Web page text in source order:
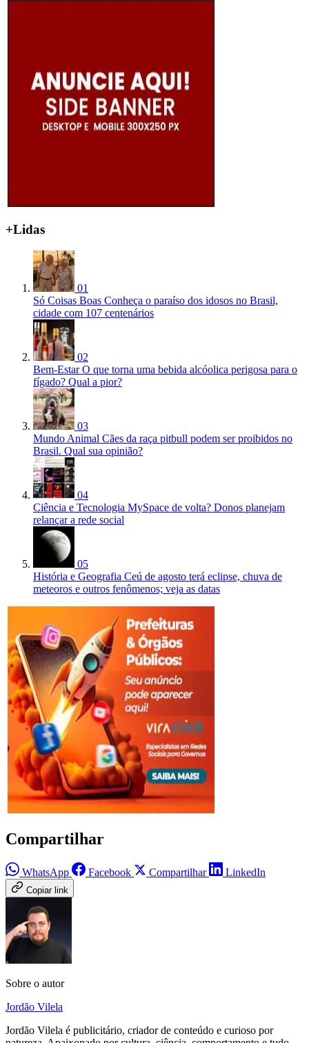
+Lidas
01
Só Coisas Boas Conheça o paraíso dos idosos no Brasil,
cidade com 107 centenários
02
Bem-Estar O que torna uma bebida alcóolica perigosa para o
fígado? Qual a pior?
03
Mundo Animal Cães da raça pitbull podem ser proibidos no
Brasil. Qual sua opinião?
04
Ciência e Tecnologia MySpace de volta? Donos planejam
relançar a rede social
05
História e Geografia Ceú de agosto terá eclipse, chuva de
meteoros e outros fenômenos; veja as datas
Compartilhar
WhatsApp Facebook Compartilhar LinkedIn
Copiar link
Sobre o autor
Jordão Vilela
Jordão Vilela é publicitário, criador de conteúdo e curioso por